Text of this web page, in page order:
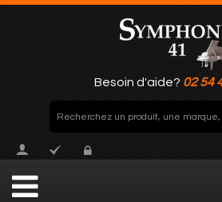
Besoin d'aide? 02 54